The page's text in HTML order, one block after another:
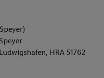
HRA 51762